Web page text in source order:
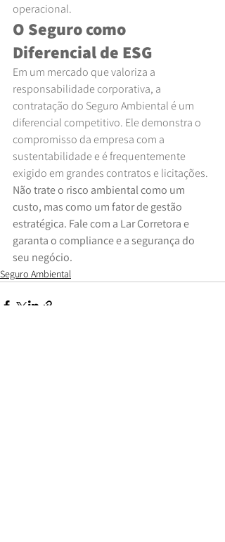
operacional.
O Seguro como
Diferencial de ESG
Em um mercado que valoriza a
responsabilidade corporativa, a
contratação do Seguro Ambiental é um
diferencial competitivo. Ele demonstra o
compromisso da empresa com a
sustentabilidade e é frequentemente
exigido em grandes contratos e licitações.
Não trate o risco ambiental como um
custo, mas como um fator de gestão
estratégica. Fale com a Lar Corretora e
garanta o compliance e a segurança do
seu negócio.
Seguro Ambiental